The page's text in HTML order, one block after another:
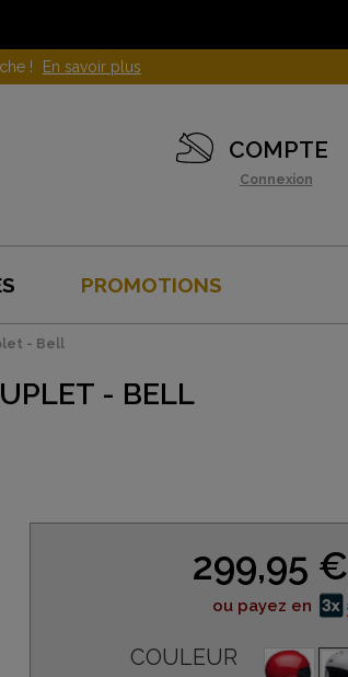
! En savoir plus
COMPTE
Connexion
PROMOTIONS
- Bell
- BELL
299,95 €
ou payez en
COULEUR